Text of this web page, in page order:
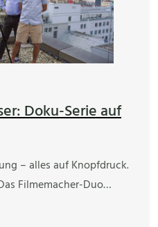
Doku-Serie auf
– alles auf Knopfdruck.
Filmemacher-Duo…